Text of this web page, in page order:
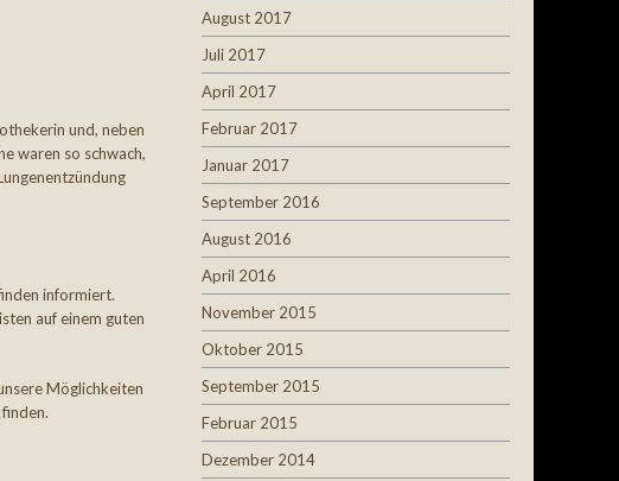
und, neben
waren so schwach,
informiert.
auf einem guten
Möglichkeiten
August 2017
Juli 2017
April 2017
Februar 2017
Januar 2017
September 2016
August 2016
April 2016
November 2015
Oktober 2015
September 2015
Februar 2015
Dezember 2014